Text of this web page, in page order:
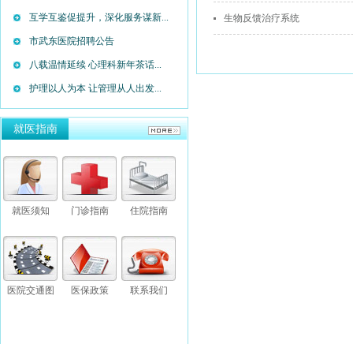
互学互鉴促提升，深化服务谋新...
市武东医院招聘公告
八载温情延续 心理科新年茶话...
护理以人为本 让管理从人出发...
就医指南
就医须知 门诊指南 住院指南
医院交通图 医保政策 联系我们
生物反馈治疗系统